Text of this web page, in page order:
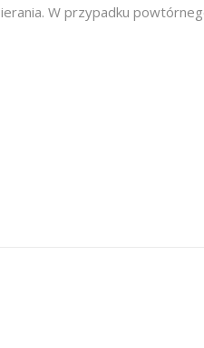
W przypadku